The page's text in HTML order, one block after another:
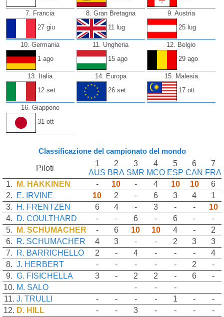
7. Francia
27 giu
8. Gran Bretagna
11 lug
9. Austria
25 lug
10. Germania
1 ago
11. Ungheria
15 ago
12. Belgio
29 ago
13. Italia
12 set
14. Europa
26 set
15. Malesia
17 ott
16. Giappone
31 ott
Classificazione del campionato del mondo
Piloti
1
AUS
2
BRA
3
SMR
4
MCO
5
ESP
6
CAN
7
FRA
1.
M. HAKKINEN - 10 - 4 10 10
6
2.
E. IRVINE 10 2 - 6 3 4
1
3.
H. FRENTZEN 6 4 - 3 - -
10
4.
D. COULTHARD - - 6 - 6 -
-
5.
M. SCHUMACHER - 6 10 10 4 -
2
6.
R. SCHUMACHER 4 3 - - 2 3
3
7.
R. BARRICHELLO 2 - 4 - - -
4
8. J. HERBERT - - - - - 2
-
9. G. FISICHELLA 3 - 2 2 - 6
-
10. M. SALO - -
-
11. J. TRULLI - - - - 1 -
-
12. D. HILL - - 3 - - -
-